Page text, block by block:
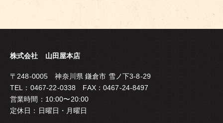
株式会社 山田屋本店
〒248-0005 神奈川県 鎌倉市 雪ノ下3-8-29
TEL：0467-22-0338 FAX：0467-24-8497
営業時間：10:00〜20:00
定休日：日曜日・月曜日